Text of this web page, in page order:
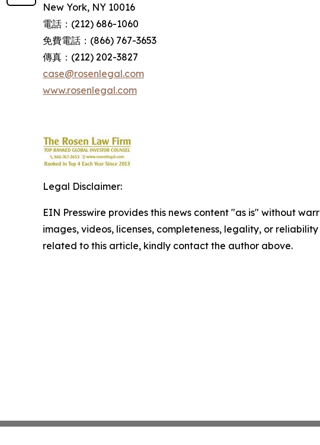
New York, NY 10016
電話：(212) 686-1060
免費電話：(866) 767-3653
傳真：(212) 202-3827
case@rosenlegal.com
www.rosenlegal.com
Legal Disclaimer:
EIN Presswire provides this news content "as is" without
images, videos, licenses, completeness, legality, or
related to this article, kindly contact the author above.